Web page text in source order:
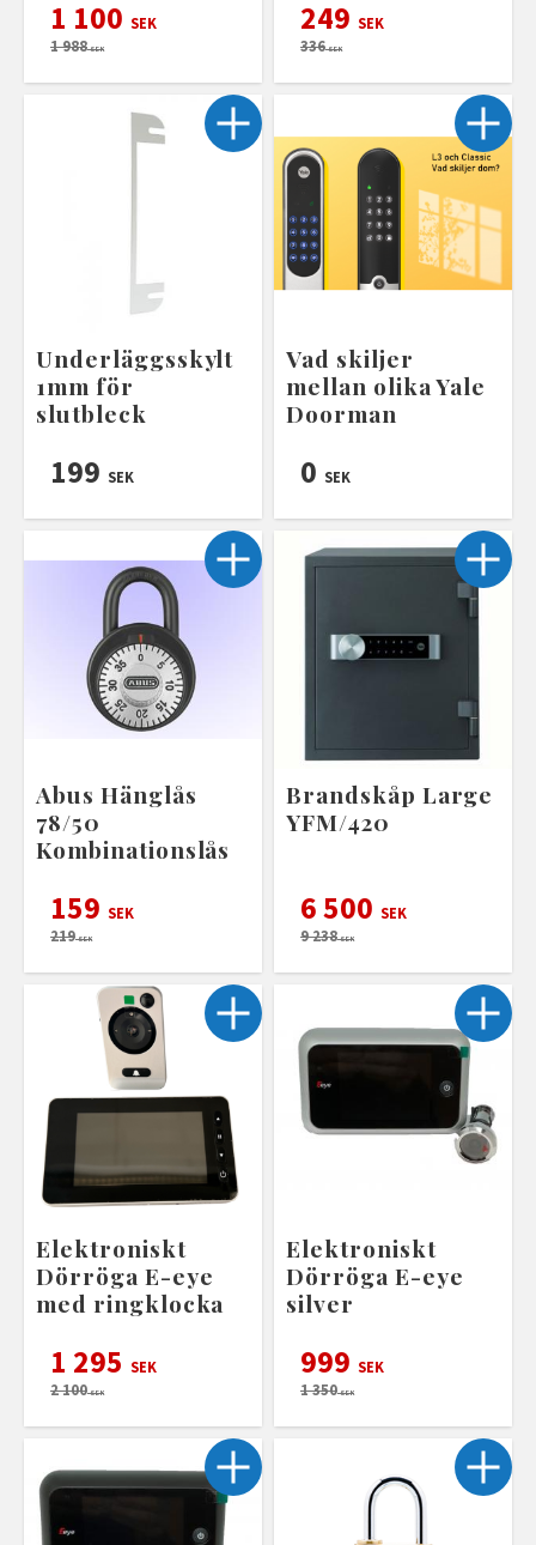
1 100 SEK
1 988SEK
249 SEK
336SEK
Underläggsskylt
1mm för
slutbleck
199 SEK
Vad skiljer
mellan olika Yale
Doorman
0 SEK
Abus Hänglås
78/50
Kombinationslås
159 SEK
219SEK
Brandskåp Large
YFM/420
6 500 SEK
9 238SEK
Elektroniskt
Dörröga E-eye
med ringklocka
1 295 SEK
2 100SEK
Elektroniskt
Dörröga E-eye
silver
999 SEK
1 350SEK